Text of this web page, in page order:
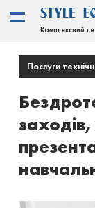
Комплексний
Послуги